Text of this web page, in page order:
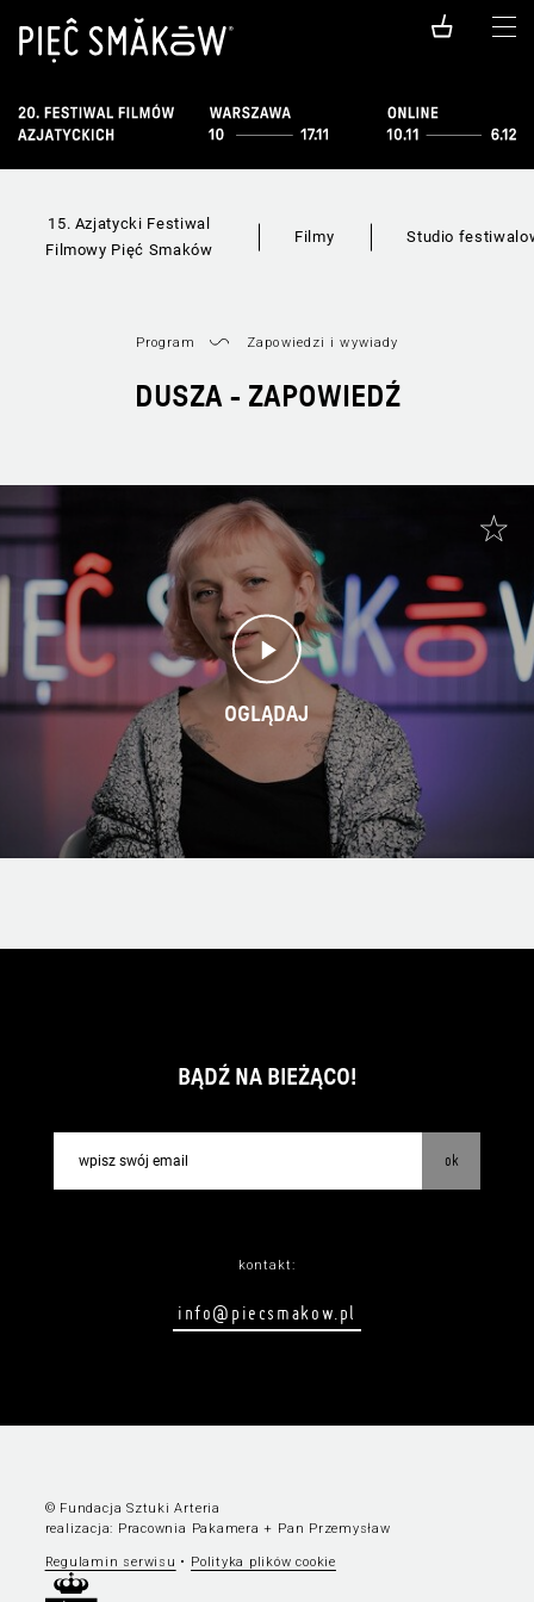
15. Azjatycki Festiwal
Filmowy Pięć Smaków
Filmy Studio
Program Zapowiedzi i wywiady
DUSZA - ZAPOWIEDŹ
OGLĄDAJ
BĄDŹ NA BIEŻĄCO!
ok
kontakt:
info@piecsmakow.pl
© Fundacja Sztuki Arteria
realizacja: Pracownia Pakamera + Pan Przemysław
Regulamin serwisu • Polityka plików cookie